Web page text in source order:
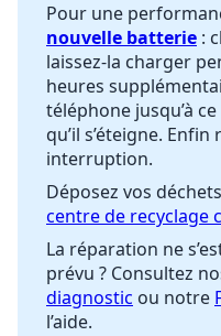
Pour une
nouvelle batterie :
laissez-la charger
heures
téléphone jusqu’à
qu’il s’éteigne.
interruption.
Déposez vos
centre de recyclage
La réparation ne
prévu ? Consultez
diagnostic ou notre
l’aide.